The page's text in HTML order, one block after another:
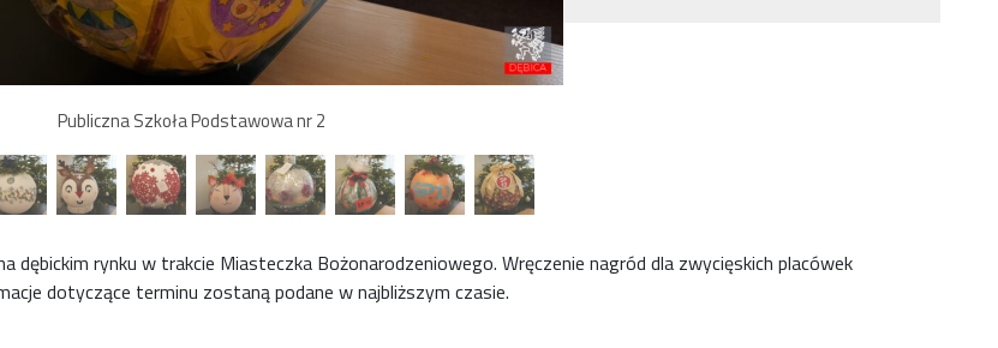
Publiczna Szkoła Podstawowa nr 2
rynku w trakcie Miasteczka Bożonarodzeniowego. Wręczenie nagród dla zwycięskich placówek
dotyczące terminu zostaną podane w najbliższym czasie.